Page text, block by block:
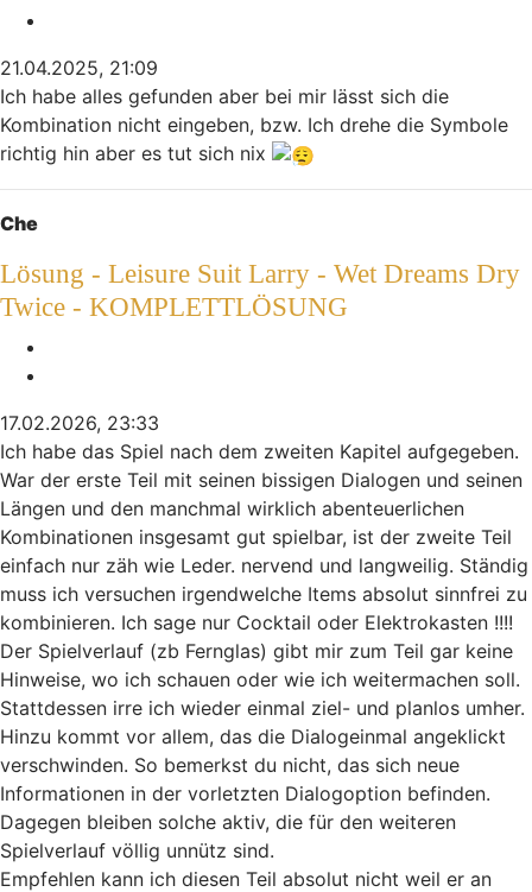
21.04.2025, 21:09
Ich habe alles gefunden aber bei mir lässt sich die
Kombination nicht eingeben, bzw. Ich drehe die Symbole
richtig hin aber es tut sich nix
Che
Lösung - Leisure Suit Larry - Wet Dreams Dry
Twice - KOMPLETTLÖSUNG
17.02.2026, 23:33
Ich habe das Spiel nach dem zweiten Kapitel aufgegeben.
War der erste Teil mit seinen bissigen Dialogen und seinen
Längen und den manchmal wirklich abenteuerlichen
Kombinationen insgesamt gut spielbar, ist der zweite Teil
einfach nur zäh wie Leder. nervend und langweilig. Ständig
muss ich versuchen irgendwelche Items absolut sinnfrei zu
kombinieren. Ich sage nur Cocktail oder Elektrokasten !!!!
Der Spielverlauf (zb Fernglas) gibt mir zum Teil gar keine
Hinweise, wo ich schauen oder wie ich weitermachen soll.
Stattdessen irre ich wieder einmal ziel- und planlos umher.
Hinzu kommt vor allem, das die Dialogeinmal angeklickt
verschwinden. So bemerkst du nicht, das sich neue
Informationen in der vorletzten Dialogoption befinden.
Dagegen bleiben solche aktiv, die für den weiteren
Spielverlauf völlig unnütz sind.
Empfehlen kann ich diesen Teil absolut nicht weil er an